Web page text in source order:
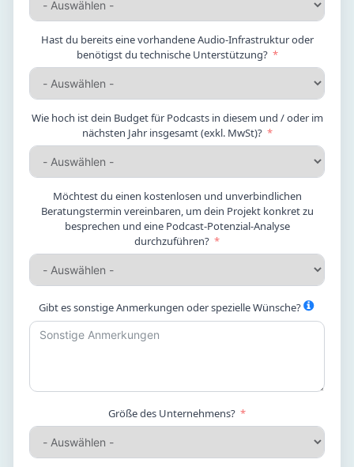
Hast du bereits eine vorhandene Audio-Infrastruktur oder
benötigst du technische Unterstützung?
Wie hoch ist dein Budget für Podcasts in diesem und / oder im
nächsten Jahr insgesamt (exkl. MwSt)?
Möchtest du einen kostenlosen und unverbindlichen
Beratungstermin vereinbaren, um dein Projekt konkret zu
besprechen und eine Podcast-Potenzial-Analyse
durchzuführen?
Gibt es sonstige Anmerkungen oder spezielle Wünsche?
Größe des Unternehmens?